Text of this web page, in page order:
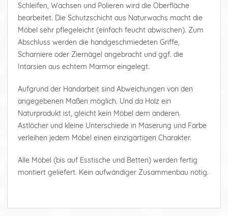
Schleifen, Wachsen und Polieren wird die Oberfläche
bearbeitet. Die Schutzschicht aus Naturwachs macht die
Möbel sehr pflegeleicht (einfach feucht abwischen). Zum
Abschluss werden die handgeschmiedeten Griffe,
Scharniere oder Ziernägel angebracht und ggf. die
Intarsien aus echtem Marmor eingelegt.
Aufgrund der Handarbeit sind Abweichungen von den
angegebenen Maßen möglich. Und da Holz ein
Naturprodukt ist, gleicht kein Möbel dem anderen.
Astlöcher und kleine Unterschiede in Maserung und Farbe
verleihen jedem Möbel einen einzigartigen Charakter.
Alle Möbel (bis auf Esstische und Betten) werden fertig
montiert geliefert. Kein aufwändiger Zusammenbau nötig.